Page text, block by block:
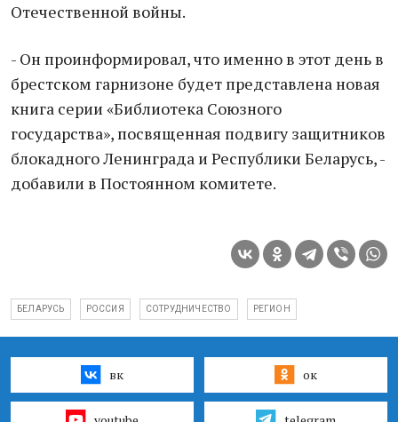
Отечественной войны.
- Он проинформировал, что именно в этот день в
брестском гарнизоне будет представлена новая
книга серии «Библиотека Союзного
государства», посвященная подвигу защитников
блокадного Ленинграда и Республики Беларусь, -
добавили в Постоянном комитете.
БЕЛАРУСЬ РОССИЯ СОТРУДНИЧЕСТВО РЕГИОН
вк ок